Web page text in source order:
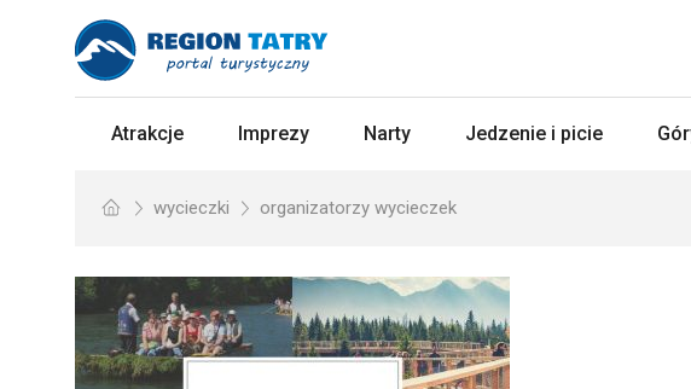
Atrakcje Imprezy Narty Jedzenie i picie
wycieczki organizatorzy wycieczek